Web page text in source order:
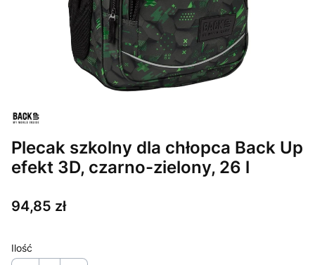
Plecak szkolny dla chłopca Back Up
efekt 3D, czarno-zielony, 26 l
Cena
94,85 zł
Ilość